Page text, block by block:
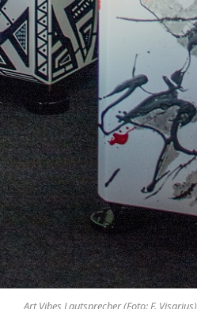
Art Vibes Lautsprecher (Foto: F. Visarius)